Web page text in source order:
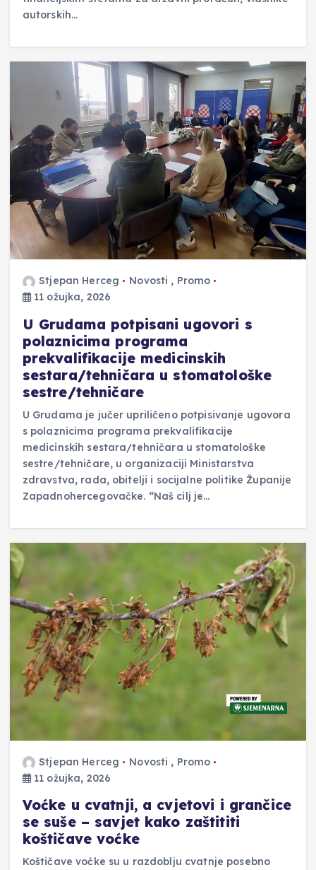
autorskih…
Stjepan Herceg Novosti , Promo
11 ožujka, 2026
U Grudama potpisani ugovori s
polaznicima programa
prekvalifikacije medicinskih
sestara/tehničara u stomatološke
sestre/tehničare
U Grudama je jučer upriličeno potpisivanje ugovora
s polaznicima programa prekvalifikacije
medicinskih sestara/tehničara u stomatološke
sestre/tehničare, u organizaciji Ministarstva
zdravstva, rada, obitelji i socijalne politike Županije
Zapadnohercegovačke. “Naš cilj je…
Stjepan Herceg Novosti , Promo
11 ožujka, 2026
Voćke u cvatnji, a cvjetovi i grančice
se suše – savjet kako zaštititi
koštičave voćke
Koštičave voćke su u razdoblju cvatnje posebno